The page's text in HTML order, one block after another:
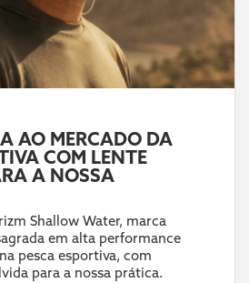
AO MERCADO DA
COM LENTE
A NOSSA
Shallow Water, marca
em alta performance
pesca esportiva, com
para a nossa prática.